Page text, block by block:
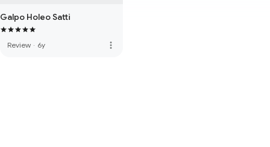
Galpo Holeo Satti
Review · 6y more_vert